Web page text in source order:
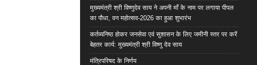
मुख्यमंत्री श्री विष्णुदेव साय ने अपनी माँ के नाम पर लगाया पीपल
का पौधा, वन महोत्सव-2026 का हुआ शुभारंभ
कर्तव्यनिष्ठ होकर जनसेवा एवं सुशासन के लिए जमीनी स्तर पर करें
बेहतर कार्य: मुख्यमंत्री श्री विष्णु देव साय
मंत्रिपरिषद के निर्णय